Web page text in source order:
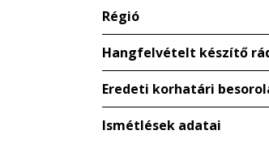
Régió
Hangfelvételt készítő
Eredeti korhatári
Ismétlések adatai